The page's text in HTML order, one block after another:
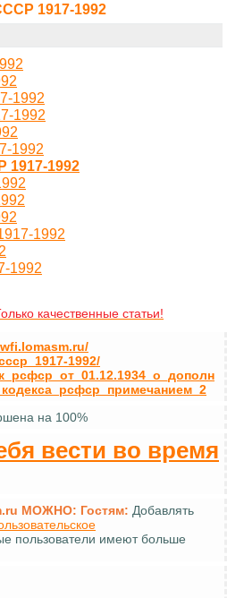
1917-1992
1992
1992
1992
1917-1992
1992
1992
качественные статьи!
1992/
на 100%
вести во время
МОЖНО: Гостям: Добавлять
пользователи имеют больше